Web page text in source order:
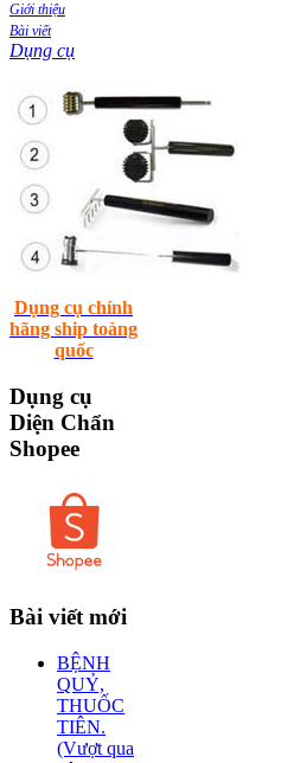
Giới thiệu
Bài viết
Dụng cụ
Dụng cụ chính
hãng ship toàng
quốc
Dụng cụ
Diện Chẩn
Shopee
Bài viết mới
BỆNH
QUỶ,
THUỐC
TIÊN.
(Vượt qua